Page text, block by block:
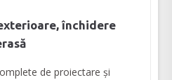
închidere
de proiectare și